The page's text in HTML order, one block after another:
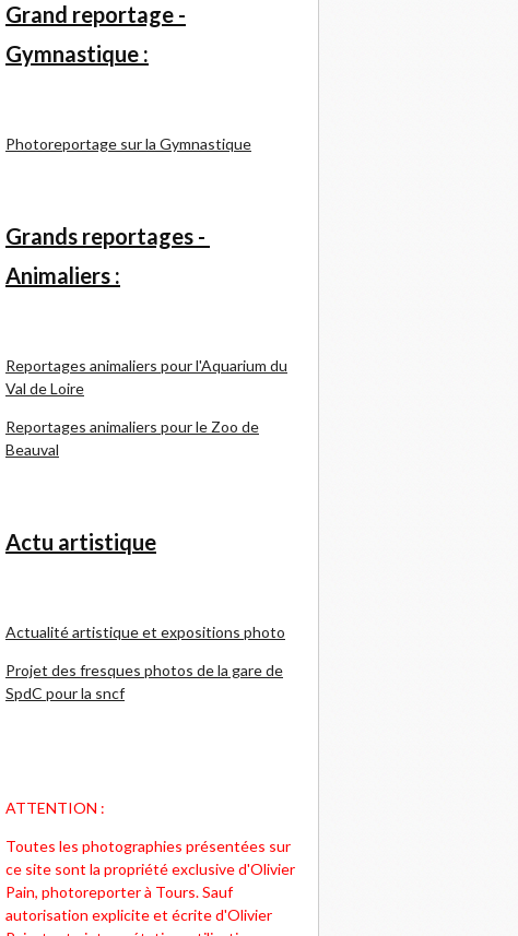
Grand reportage -
Gymnastique :
Photoreportage sur la Gymnastique
Grands reportages -
Animaliers :
Reportages animaliers pour l'Aquarium du
Val de Loire
Reportages animaliers pour le Zoo de
Beauval
Actu artistique
Actualité artistique et expositions photo
Projet des fresques photos de la gare de
SpdC pour la sncf
ATTENTION :
Toutes les photographies présentées sur
ce site sont la propriété exclusive d'Olivier
Pain, photoreporter à Tours. Sauf
autorisation explicite et écrite d'Olivier